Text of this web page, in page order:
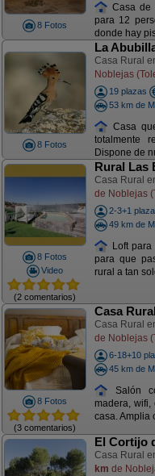
8 Fotos
Casa de
para 12
donde hay
8 Fotos
La
Casa Rural
Noblejas
19 plazas
53 km de
Casa
totalmente
Dispone de
8 Fotos
Video
(2 comentarios)
Rural Las
Casa Rural
de Noblejas
2-3+1
49 km de
Loft
para que
rural a tan
8 Fotos
(3 comentarios)
Casa
Casa Rural
de Noblejas
6-18+10
45 km de
Salón
madera,
casa. Amplia
El Cortijo
Casa Rural
km de